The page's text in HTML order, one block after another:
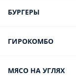
БУРГЕРЫ
ГИРОКОМБО
МЯСО НА УГЛЯХ